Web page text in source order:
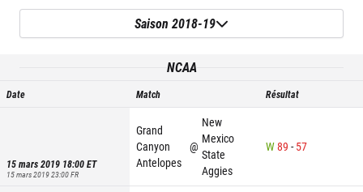
Saison 2018-19
NCAA
Date Match Résultat
15 mars 2019 18:00ET
15 mars 2019 23:00FR
Grand
Canyon
Antelopes
@
New
Mexico
State
Aggies
W89 - 57